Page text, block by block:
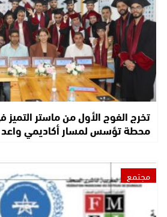
تخرج الفوج الأول من ماستر
محطة تؤسس لمسار أكاديمي
مجتمع